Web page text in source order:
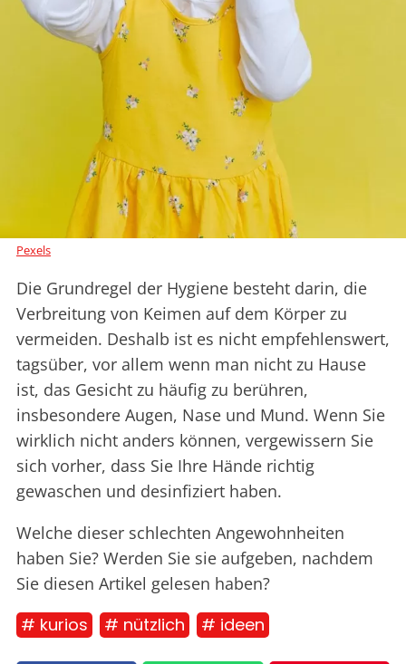
Pexels
Die Grundregel der Hygiene besteht darin, die
Verbreitung von Keimen auf dem Körper zu
vermeiden. Deshalb ist es nicht empfehlenswert,
tagsüber, vor allem wenn man nicht zu Hause
ist, das Gesicht zu häufig zu berühren,
insbesondere Augen, Nase und Mund. Wenn Sie
wirklich nicht anders können, vergewissern Sie
sich vorher, dass Sie Ihre Hände richtig
gewaschen und desinfiziert haben.
Welche dieser schlechten Angewohnheiten
haben Sie? Werden Sie sie aufgeben, nachdem
Sie diesen Artikel gelesen haben?
# kurios # nützlich # ideen